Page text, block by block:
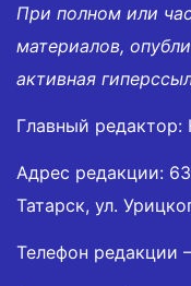
При полном или
материалов,
активная
Главный
Адрес редакции:
Татарск, ул.
Телефон редакции